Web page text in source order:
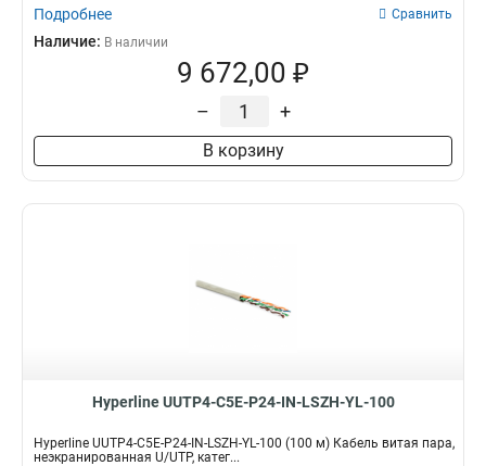
Подробнее Сравнить
Наличие: В наличии
9 672,00 ₽
– +
В корзину
Hyperline UUTP4-C5E-P24-IN-LSZH-YL-100
Hyperline UUTP4-C5E-P24-IN-LSZH-YL-100 (100 м) Кабель витая пара,
неэкранированная U/UTP, катег...